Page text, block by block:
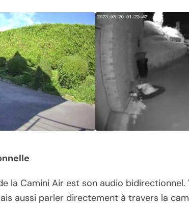
la Camini Air est son audio
aussi parler directement à travers la